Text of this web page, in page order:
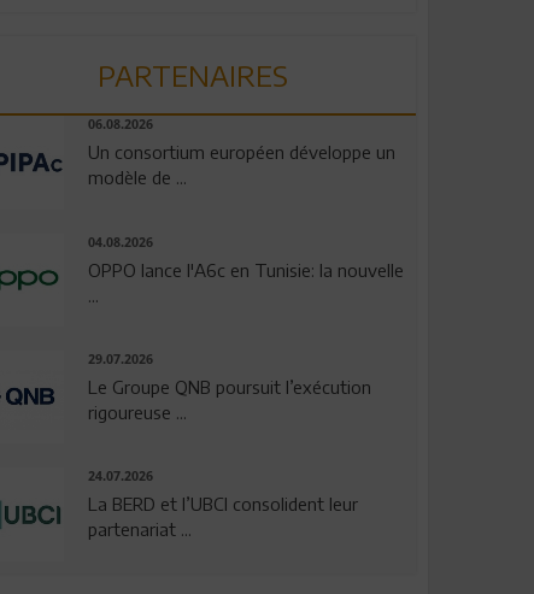
PARTENAIRES
06.08.2026
Un consortium européen développe un
modèle de ...
04.08.2026
OPPO lance l'A6c en Tunisie: la nouvelle
...
29.07.2026
Le Groupe QNB poursuit l’exécution
rigoureuse ...
24.07.2026
La BERD et l’UBCI consolident leur
partenariat ...